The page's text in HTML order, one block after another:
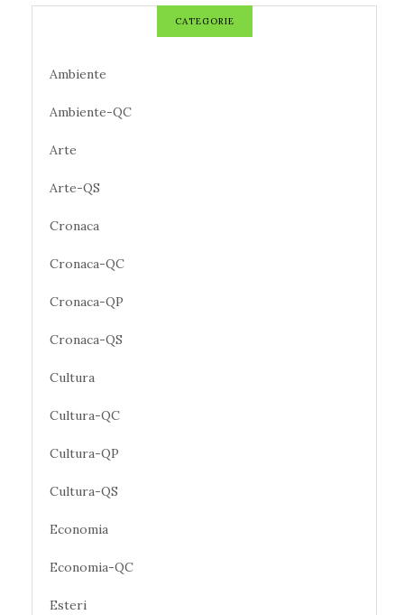
CATEGORIE
Ambiente
Ambiente-QC
Arte
Arte-QS
Cronaca
Cronaca-QC
Cronaca-QP
Cronaca-QS
Cultura
Cultura-QC
Cultura-QP
Cultura-QS
Economia
Economia-QC
Esteri